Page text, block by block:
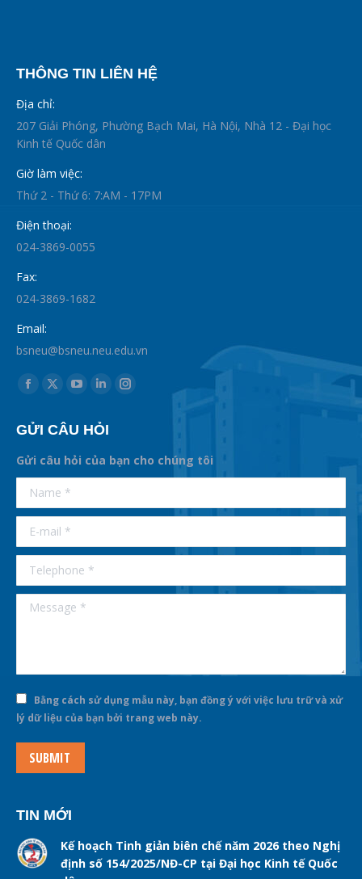
THÔNG TIN LIÊN HỆ
Địa chỉ:
207 Giải Phóng, Phường Bạch Mai, Hà Nội, Nhà 12 - Đại học
Kinh tế Quốc dân
Giờ làm việc:
Thứ 2 - Thứ 6: 7:AM - 17PM
Điện thoại:
024-3869-0055
Fax:
024-3869-1682
Email:
bsneu@bsneu.neu.edu.vn
Find us on:
Facebook
opens
in
new
window
X
opens
in
new
window
YouTube
opens
in
new
Linkedin
opens
in
new
Instagram
in
new
GỬI CÂU HỎI
Gửi câu hỏi của bạn cho chúng tôi
supertotobet
betist
Name *
E-mail *
Telephone *
Message *
Bằng cách sử dụng mẫu này, bạn đồng ý với việc lưu trữ và xử
lý dữ liệu của bạn bởi trang web này.
SUBMIT
TIN MỚI
Kế hoạch Tinh giản biên chế năm 2026 theo Nghị
định số 154/2025/NĐ-CP tại Đại học Kinh tế Quốc